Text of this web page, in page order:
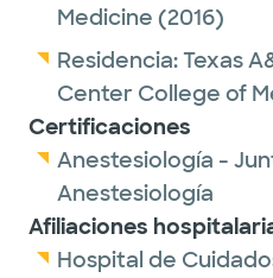
Medicine (2016)
Residencia:Texas
Center College of
Certificaciones
Anestesiología -
Anestesiología
Afiliaciones
Hospital de